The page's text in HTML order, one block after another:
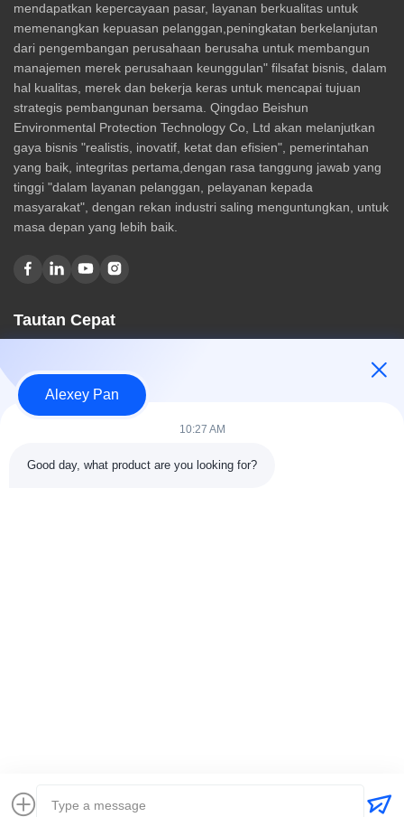
mendapatkan kepercayaan pasar, layanan berkualitas untuk
memenangkan kepuasan pelanggan,peningkatan berkelanjutan
dari pengembangan perusahaan berusaha untuk membangun
manajemen merek perusahaan keunggulan" filsafat bisnis, dalam
hal kualitas, merek dan bekerja keras untuk mencapai tujuan
strategis pembangunan bersama. Qingdao Beishun
Environmental Protection Technology Co, Ltd akan melanjutkan
gaya bisnis "realistis, inovatif, ketat dan efisien", pemerintahan
yang baik, integritas pertama,dengan rasa tanggung jawab yang
tinggi "dalam layanan pelanggan, pelayanan kepada
masyarakat", dengan rekan industri saling menguntungkan, untuk
masa depan yang lebih baik.
Tautan Cepat
Tentang kami
Produk
Kategori
Technology Co.,Ltd. . Seluruh hak cipta. |
Alexey Pan
10:27 AM
Good day, what product are you looking for?